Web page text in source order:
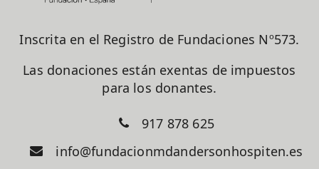
Inscrita en el Registro de Fundaciones Nº573.
Las donaciones están exentas de impuestos
para los donantes.
917 878 625
info@fundacionmdandersonhospiten.es